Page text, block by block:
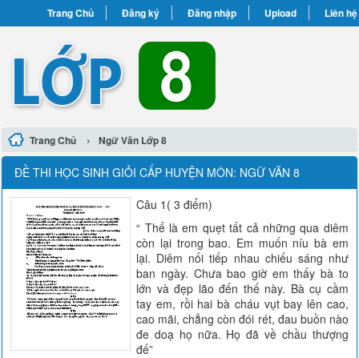
Trang Chủ Đăng ký Đăng nhập Upload Liên hệ
Trang Chủ › Ngữ Văn Lớp 8
ĐỀ THI HỌC SINH GIỎI CẤP HUYỆN MÔN: NGỮ VĂN 8
Câu 1( 3 điểm)
“ Thế là em quẹt tất cả những qua diêm
còn lại trong bao. Em muốn níu bà em
lại. Diêm nối tiếp nhau chiếu sáng như
ban ngày. Chưa bao giờ em thấy bà to
lớn và đẹp lão đến thế này. Bà cụ cầm
tay em, rồi hai bà cháu vụt bay lên cao,
cao mãi, chẳng còn đói rét, đau buồn nào
đe doạ họ nữa. Họ đã về chầu thượng
đế”